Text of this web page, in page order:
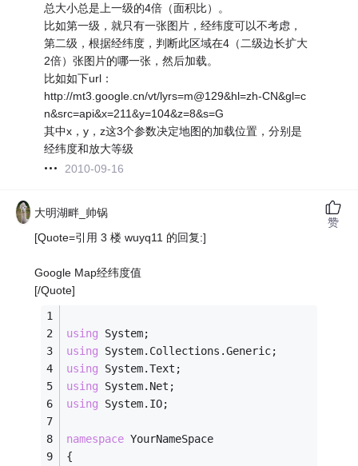
总大小总是上一级的4倍（面积比）。
比如第一级，就只有一张图片，经纬度可以不考虑，
第二级，根据经纬度，判断此区域在4（二级边长扩大
2倍）张图片的哪一张，然后加载。
比如如下url：
http://mt3.google.cn/vt/lyrs=m@129&hl=zh-CN&gl=c
n&src=api&x=211&y=104&z=8&s=G
其中x，y，z这3个参数决定地图的加载位置，分别是
经纬度和放大等级
2010-09-16
大明湖畔_帅锅
[Quote=引用 3 楼 wuyq11 的回复:]
Google Map经纬度值
[/Quote]
using System;
using System.Collections.Generic;
using System.Text;
using System.Net;
using System.IO;
namespace YourNameSpace
{
赞